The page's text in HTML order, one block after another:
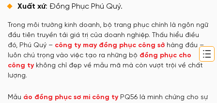
Xuất xứ: Đồng Phục Phú Quý.
Trong môi trường kinh doanh, bộ trang phục chính là ngôn ngữ
đầu tiên truyền tải giá trị của doanh nghiệp. Thấu hiểu điều
đó, Phú Quý – công ty may đồng phục công sở hàng đầu –
luôn chú trọng vào việc tạo ra những bộ đồng phục cho
công ty không chỉ đẹp về mẫu mã mà còn vượt trội về chất
lượng.
Mẫu áo đồng phục sơ mi công ty PQ56 là minh chứng cho sự